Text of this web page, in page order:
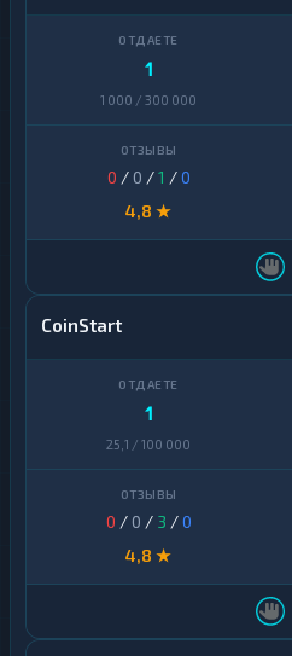
1
1 000 / 300 000
0 / 0 /1 /0
4,8 ★
CoinStart
1
25,1 / 100 000
0 / 0 / 3 /0
4,8 ★